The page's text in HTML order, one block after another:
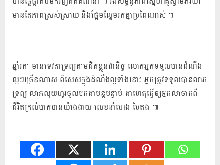
មាន​តែ​ភាព​ស្រស់ស្រាយ និង​ផ្អែមល្ហែម​រកគ្នា​ប្រពៃ​ណាស់ ។
ឆ្នាំរកា មាន​ទេវតា​ទ្រព្យ​តាម​ជិត​ខ្លួន​ជា​និច្ច​ លោក​អ្នក​ទទួល​បាន​ដំណឹង​
ល្អ​ៗ​ច្រើន​ណាស់ ពិសេស​ក្នុង​ដំណឹង​ល្អ​ទាំងនោះ អ្នក​ត្រូវ​ទទួល​បាន​លាភ​
ទ្រព្យ លាភ​លុយ​ហូរ​ចូល​មក​ជា​បន្តបន្ទាប់ ជា​ហេតុ​ធ្វើ​ឲ្យ​អ្នក​លាចាក​ពី​
ជីវិត​ក្រលំបាក​បាន​យ៉ាង​ងាយ លេខ​នាំ​ហេង បៃតង ៕